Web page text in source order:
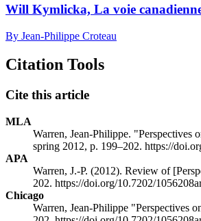
Will Kymlicka, La voie
By Jean-Philippe Croteau
Citation Tools
Cite this article
MLA
Warren, Jean-Philippe. "Perspectives
spring 2012, p. 199–202. https://
APA
Warren, J.-P. (2012). Review of
202. https://doi.org/10.7202/
Chicago
Warren, Jean-Philippe "Perspectives